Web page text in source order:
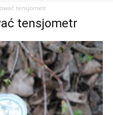
tensjometr
tensjometr